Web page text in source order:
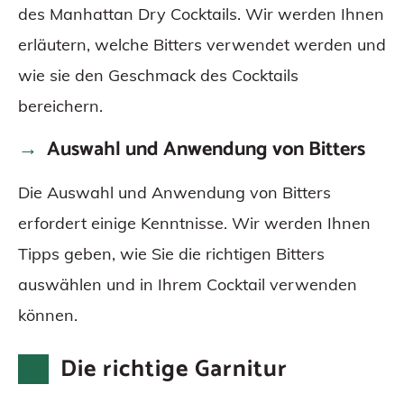
des Manhattan Dry Cocktails. Wir werden Ihnen
erläutern, welche Bitters verwendet werden und
wie sie den Geschmack des Cocktails
bereichern.
Auswahl und Anwendung von Bitters
Die Auswahl und Anwendung von Bitters
erfordert einige Kenntnisse. Wir werden Ihnen
Tipps geben, wie Sie die richtigen Bitters
auswählen und in Ihrem Cocktail verwenden
können.
Die richtige Garnitur